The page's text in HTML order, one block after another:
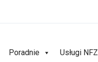
Poradnie Usługi NFZ